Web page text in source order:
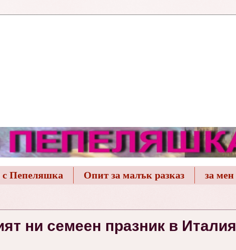
Пепеляшка Опит за малък разказ за мен
ни семеен празник в Италия